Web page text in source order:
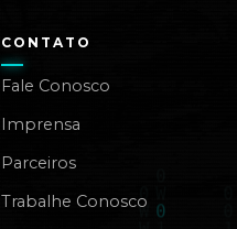
CONTATO
Fale Conosco
Imprensa
Parceiros
Trabalhe Conosco